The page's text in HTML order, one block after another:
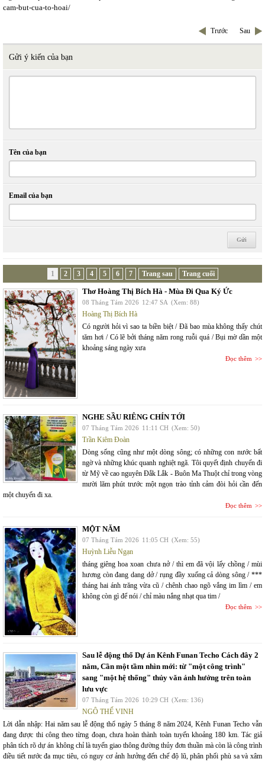
cam-but-cua-to-hoai/
Trước Sau
Gửi ý kiến của bạn
Tên của bạn
Email của bạn
1 2 3 4 5 6 7 Trang sau Trang cuối
Thơ Hoàng Thị Bích Hà - Mùa Đi Qua Ký Ức
08 Tháng Tám 2026 12:47 SA (Xem: 88)
Hoàng Thị Bích Hà
Có người hỏi vì sao ta biền biệt / Đã bao mùa không thấy chút
tăm hơi / Có lẽ bởi tháng năm rong ruỗi quá / Bụi mờ dần một
khoảng sáng ngày xưa
Đọc thêm
NGHE SẦU RIÊNG CHÍN TỚI
07 Tháng Tám 2026 11:11 CH (Xem: 50)
Trần Kiêm Đoàn
Dòng sống cũng như một dòng sông; có những con nước bất
ngờ và những khúc quanh nghiệt ngã. Tôi quyết định chuyến đi
từ Mỹ về cao nguyên Đắk Lắk - Buôn Ma Thuột chỉ trong vòng
mười lăm phút trước một ngọn trào tỉnh cảm đòi hỏi cần đến
một chuyến đi xa.
Đọc thêm
MỘT NĂM
07 Tháng Tám 2026 11:05 CH (Xem: 55)
Huỳnh Liễu Ngạn
tháng giêng hoa xoan chưa nở / thì em đã vội lấy chồng / mùi
hương còn đang dang dở / rụng đầy xuống cả dòng sông / ***
tháng hai ánh trăng vừa cũ / chênh chao ngõ vắng im lìm / em
không còn gì để nói / chỉ màu nắng nhạt qua tim /
Đọc thêm
Sau lễ động thổ Dự án Kênh Funan Techo Cách đây 2
năm, Cần một tầm nhìn mới: từ "một công trình"
sang "một hệ thống" thủy văn ảnh hưởng trên toàn
lưu vực
07 Tháng Tám 2026 10:29 CH (Xem: 136)
NGÔ THẾ VINH
Lời dẫn nhập: Hai năm sau lễ động thổ ngày 5 tháng 8 năm 2024, Kênh Funan Techo vẫn
đang được thi công theo từng đoạn, chưa hoàn thành toàn tuyến khoảng 180 km. Tác giả
phân tích rõ dự án không chỉ là tuyến giao thông đường thủy đơn thuần mà còn là công trình
điều tiết nước đa mục tiêu, có nguy cơ ảnh hưởng đến chế độ lũ, phân phối phù sa và xâm